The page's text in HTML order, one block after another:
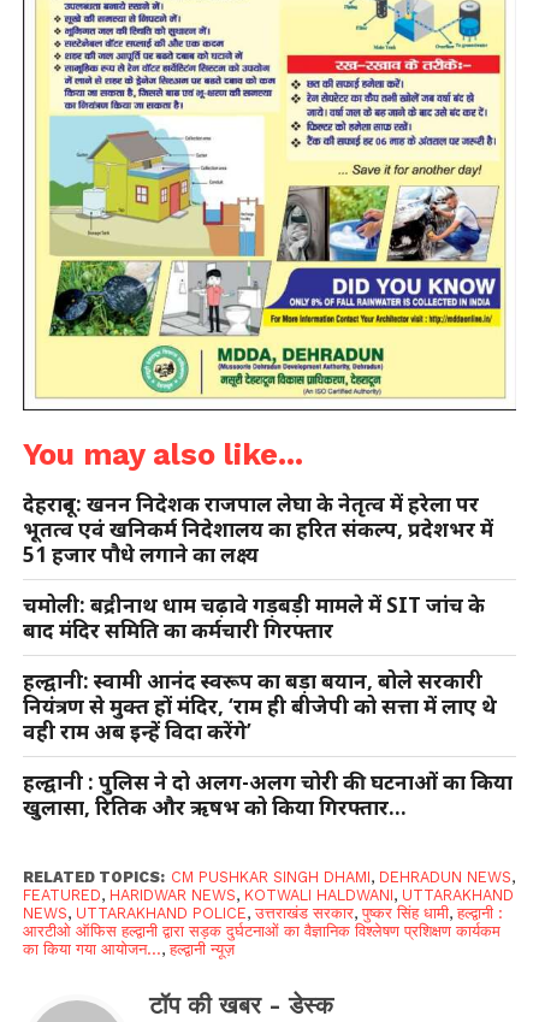
You may also like...
देहरादून: खनन निदेशक राजपाल लेघा के नेतृत्व में हरेला पर
भूतत्व एवं खनिकर्म निदेशालय का हरित संकल्प, प्रदेशभर में
51 हजार पौधे लगाने का लक्ष्य
चमोली: बद्रीनाथ धाम चढ़ावे गड़बड़ी मामले में SIT जांच के
बाद मंदिर समिति का कर्मचारी गिरफ्तार
हल्द्वानी: स्वामी आनंद स्वरूप का बड़ा बयान, बोले सरकारी
नियंत्रण से मुक्त हों मंदिर, ‘राम ही बीजेपी को सत्ता में लाए थे
वही राम अब इन्हें विदा करेंगे’
हल्द्वानी : पुलिस ने दो अलग-अलग चोरी की घटनाओं का किया
खुलासा, रितिक और ऋषभ को किया गिरफ्तार…
RELATED TOPICS: CM PUSHKAR SINGH DHAMI, DEHRADUN NEWS,
FEATURED, HARIDWAR NEWS, KOTWALI HALDWANI, UTTARAKHAND
NEWS, UTTARAKHAND POLICE,उत्तराखंड सरकार,पुष्कर सिंह धामी,हल्द्वानी :
आरटीओ ऑफिस हल्द्वानी द्वारा सड़क दुर्घटनाओं का वैज्ञानिक विश्लेषण प्रशिक्षण कार्यकम
का किया गया आयोजन...,हल्द्वानी न्यूज़
टॉप की खबर - डेस्क